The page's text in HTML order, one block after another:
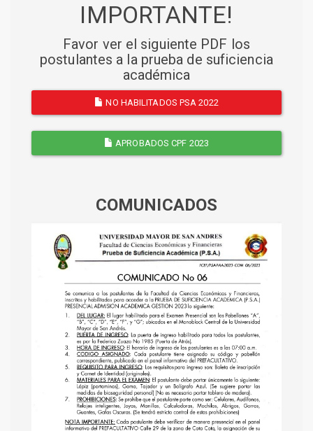
IMPORTANTE!
Favor ver el siguiente PDF los
postulantes a la prueba de suficiencia
académica
NO HABILITADOS PSA 2022
APROBADOS CPF 2023
COMUNICADOS